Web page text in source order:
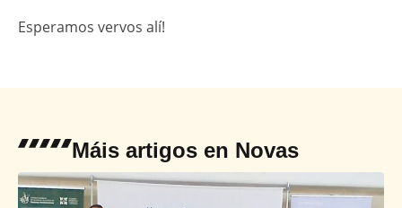
Esperamos vervos alí!
Máis artigos en Novas